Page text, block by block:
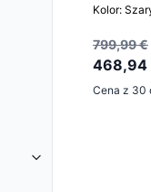
Kolor:
799,99 €
468,94
Cena z 30